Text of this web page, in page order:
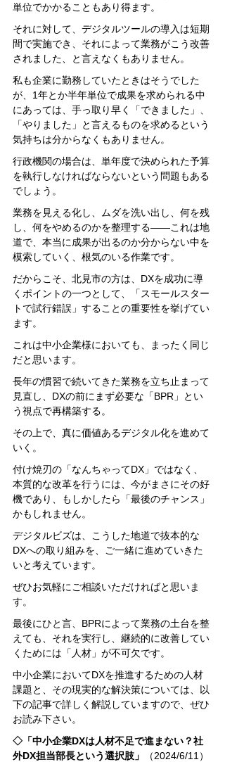
単位でかかることもあり得ます。
それに対して、デジタルツールの導入は短期
間で実施でき、それによって業務がこう改善
されました、と言えなくもありません。
私も企業に勤務していたときはそうでした
が、1年とか半年単位で成果を求められる中
にあっては、手っ取り早く「できました」、
「やりました」と言えるものを求めるという
気持ちは分からなくもありません。
行政機関の場合は、単年度で決められた予算
を執行しなければならないという問題もある
でしょう。
業務を見える化し、ムダを洗い出し、何を残
し、何をやめるのかを整理する――これは地
道で、本当に成果が出るのか分からない中を
模索していく、根気のいる作業です。
だからこそ、北見市の方は、DXを成功に導
くポイントの一つとして、「スモールスター
トで試行錯誤」することの重要性を挙げてい
ます。
これは中小企業様においても、まったく同じ
だと思います。
長年の慣習で続いてきた業務を立ち止まって
見直し、DXの前にまず必要な「BPR」とい
う視点で再構築する。
その上で、真に価値あるデジタル化を進めて
いく。
付け焼刃の「なんちゃってDX」ではなく、
本質的な改革を行うには、今がまさにその好
機であり、もしかしたら「最後のチャンス」
かもしれません。
デジタルビズは、こうした地道で抜本的な
DXへの取り組みを、ご一緒に進めていきた
いと考えています。
ぜひお気軽にご相談いただければと思いま
す。
最後にひと言、BPRによって業務の土台を整
えても、それを実行し、継続的に改善してい
くためには「人材」が不可欠です。
中小企業においてDXを推進するための人材
課題と、その現実的な解決策については、以
下の記事で詳しく解説していますので、ぜひ
お読み下さい。
◇「中小企業DXは人材不足で進まない？社
外DX担当部長という選択肢」
（2024/6/11）